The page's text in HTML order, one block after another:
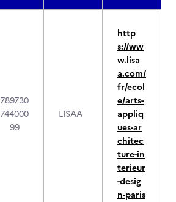
789730
744000
99
LISAA
http
s://ww
w.lisa
a.com/
fr/ecol
e/arts-
appliq
ues-ar
chitec
ture-in
terieur
-desig
n-paris